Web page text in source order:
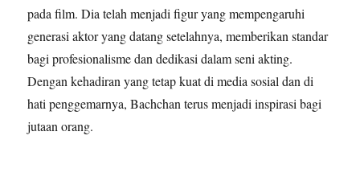
pada film. Dia telah menjadi figur yang mempengaruhi
generasi aktor yang datang setelahnya, memberikan standar
bagi profesionalisme dan dedikasi dalam seni akting.
Dengan kehadiran yang tetap kuat di media sosial dan di
hati penggemarnya, Bachchan terus menjadi inspirasi bagi
jutaan orang.